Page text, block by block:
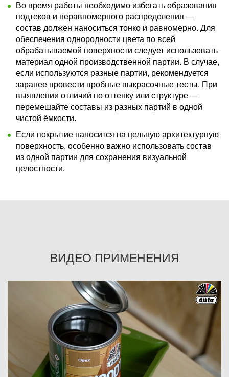
Во время работы необходимо избегать образования
подтеков и неравномерного распределения —
состав должен наноситься тонко и равномерно. Для
обеспечения однородности цвета по всей
обрабатываемой поверхности следует использовать
материал одной производственной партии. В случае,
если используются разные партии, рекомендуется
заранее провести пробные выкрасочные тесты. При
выявлении отличий по оттенку или структуре —
перемешайте составы из разных партий в одной
чистой ёмкости.
Если покрытие наносится на цельную архитектурную
поверхность, особенно важно использовать состав
из одной партии для сохранения визуальной
целостности.
ВИДЕО ПРИМЕНЕНИЯ